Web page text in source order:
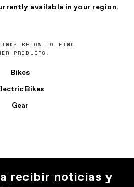
available in your region.
BELOW TO FIND
PRODUCTS.
Bikes
Bikes
Gear
recibir noticias y